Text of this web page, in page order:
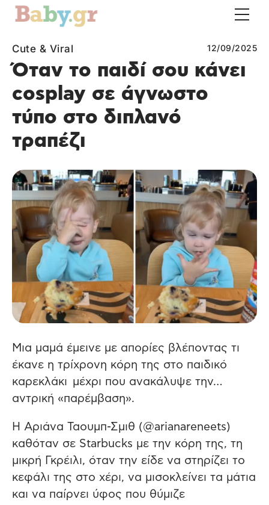
Cute & Viral 12/09/2025
Όταν το παιδί σου κάνει
cosplay σε άγνωστο
τύπο στο διπλανό
τραπέζι
Μια μαμά έμεινε με απορίες βλέποντας τι
έκανε η τρίχρονη κόρη της στο παιδικό
καρεκλάκι μέχρι που ανακάλυψε την…
αντρική «παρέμβαση».
Η Αριάνα Ταουμπ-Σμιθ (@arianareneets)
καθόταν σε Starbucks με την κόρη της, τη
μικρή Γκρέιλι, όταν την είδε να στηρίζει το
κεφάλι της στο χέρι, να μισοκλείνει τα μάτια
και να παίρνει ύφος που θύμιζε